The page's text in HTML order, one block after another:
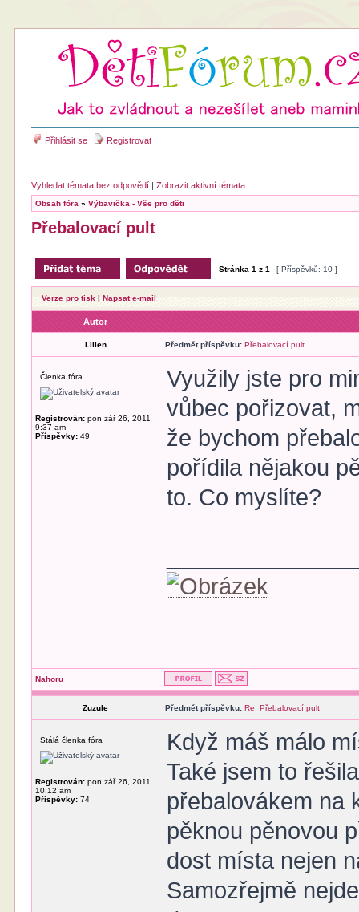
Přihlásit se Registrovat
Vyhledat témata bez odpovědí |Zobrazit aktivní témata
Obsah fóra »Výbavička - Vše pro děti
Přebalovací pult
Stránka1 z1 [ Příspěvků: 10 ]
Verze pro tisk |Napsat e-mail
Autor
Lilien Předmět příspěvku: Přebalovací pult
Členka fóra
Registrován: pon zář 26, 2011
9:37 am
Příspěvky: 49
Využily jste pro
vůbec pořizovat,
že bychom
pořídila nějakou
to. Co myslíte?
Nahoru
Zuzule Předmět příspěvku: Re: Přebalovací pult
Stálá členka fóra
Registrován: pon zář 26, 2011
10:12 am
Příspěvky: 74
Když máš málo
Také jsem to
přebalovákem na
pěknou pěnovou
dost místa nejen
Samozřejmě